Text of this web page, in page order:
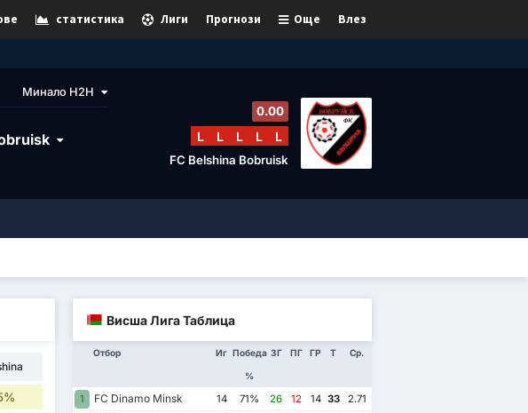
Влез
Още
Прогнози
Лиги
статистика
Минало H2H
0.00
L L L L L
FC Belshina Bobruisk
Висша Лига Таблица
Отбор Иг Победа
%
ЗГ ПГ ГР Т Ср.
1 FC Dinamo Minsk 14 71% 26 12 14 33
2.71